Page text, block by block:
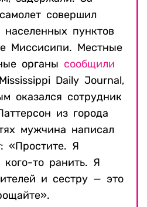
совершил
населенных пунктов
Миссисипи. Местные
органы сообщили
Daily Journal,
оказался сотрудник
из города
мужчина написал
«Простите. Я
кого-то ранить. Я
и сестру — это